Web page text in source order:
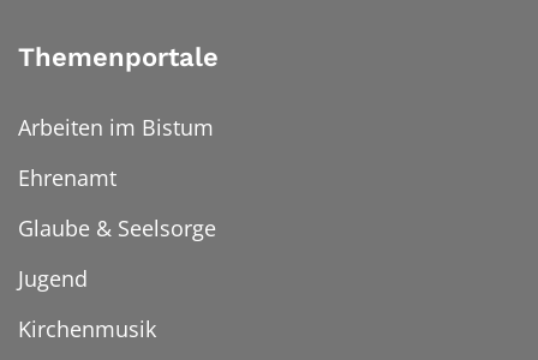
Themenportale
Arbeiten im Bistum
Ehrenamt
Glaube & Seelsorge
Jugend
Kirchenmusik